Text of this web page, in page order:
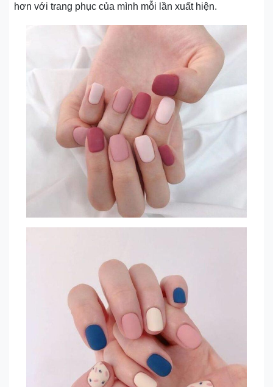
hơn với trang phục của mình mỗi lần xuất hiện.